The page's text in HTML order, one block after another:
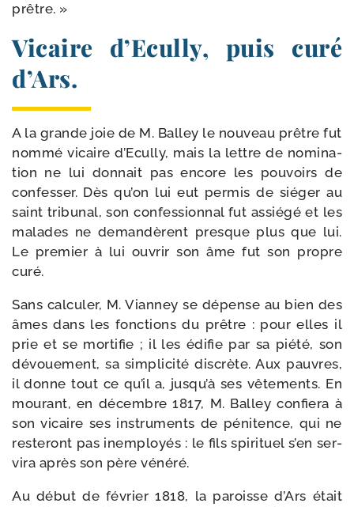
prêtre. »
Vicaire d’Ecully, puis curé
d’Ars.
A la grande joie de M. Balley le nou­veau prêtre fut
nom­mé vicaire d’Ecully, mais la lettre de nomi­na­
tion ne lui don­nait pas encore les pou­voirs de
confes­ser. Dès qu’on lui eut per­mis de sié­ger au
saint tri­bu­nal, son confes­sion­nal fut assié­gé et les
malades ne deman­dèrent presque plus que lui.
Le pre­mier à lui ouvrir son âme fut son propre
curé.
Sans cal­cu­ler, M. Vianney se dépense au bien des
âmes dans les fonc­tions du prêtre : pour elles il
prie et se mor­ti­fie ; il les édi­fie par sa pié­té, son
dévoue­ment, sa sim­pli­ci­té dis­crète. Aux pauvres,
il donne tout ce qu’il a, jusqu’à ses vête­ments. En
mou­rant, en dé­cembre 1817, M. Balley confie­ra à
son vicaire ses ins­tru­ments de péni­tence, qui ne
res­te­ront pas inem­ployés : le fils spi­ri­tuel s’en ser­
vi­ra après son père vénéré.
Au début de février 1818, la paroisse d’Ars était